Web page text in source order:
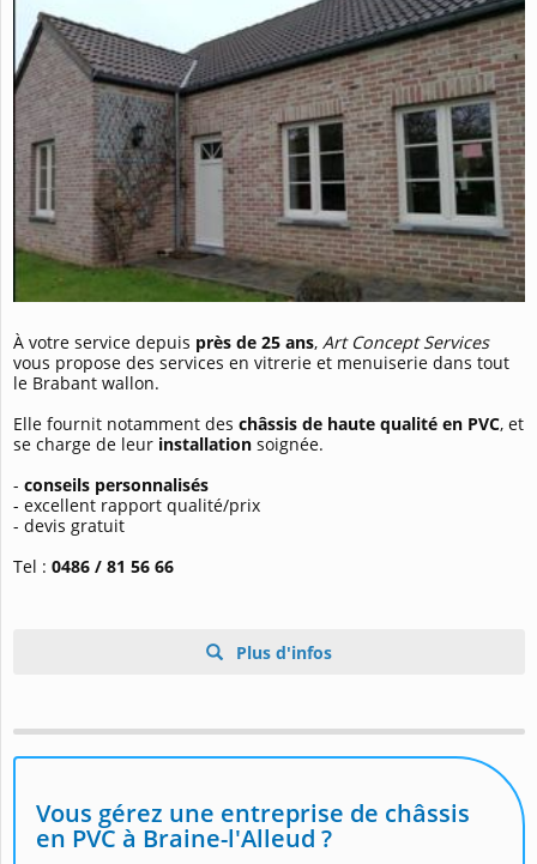
À votre service depuis près de 25 ans, Art Concept Services
vous propose des services en vitrerie et menuiserie dans tout
le Brabant wallon.
Elle fournit notamment des châssis de haute qualité en PVC, et
se charge de leur installation soignée.
- conseils personnalisés
- excellent rapport qualité/prix
- devis gratuit
Tel : 0486 / 81 56 66
Plus d'infos
Vous gérez une entreprise de châssis
en PVC à Braine-l'Alleud ?